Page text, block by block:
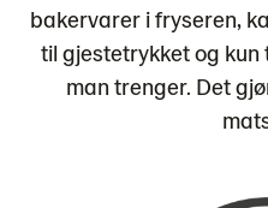
bakervarer i fryseren,
til gjestetrykket og kun
man trenger. Det